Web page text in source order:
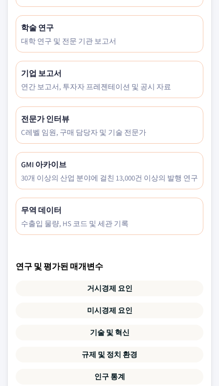
학술 연구
대학 연구 및 전문 기관 보고서
기업 보고서
연간 보고서, 투자자 프레젠테이션 및 공시 자료
전문가 인터뷰
C레벨 임원, 구매 담당자 및 기술 전문가
GMI 아카이브
30개 이상의 산업 분야에 걸친 13,000건 이상의 발행 연구
무역 데이터
수출입 물량, HS 코드 및 세관 기록
연구 및 평가된 매개변수
거시경제 요인
미시경제 요인
기술 및 혁신
규제 및 정치 환경
인구 통계